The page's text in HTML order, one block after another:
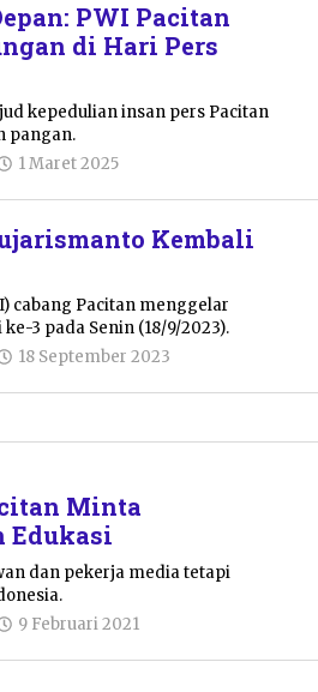
PWI Pacitan
di Hari Pers
kepedulian insan pers Pacitan
pangan.
1 Maret 2025
Primanto
Kembali
cabang Pacitan menggelar
3 pada Senin (18/9/2023).
18 September 2023
Primanto
Minta
Edukasi
dan pekerja media tetapi
9 Februari 2021